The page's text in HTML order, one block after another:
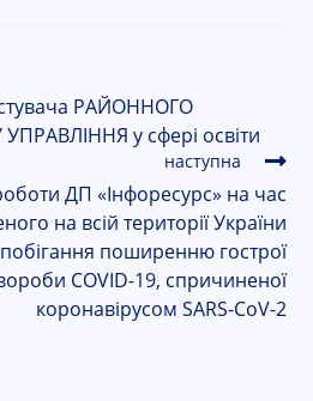
а
р
м
е
р
и
РАЙОННОГО
у сфері освіти
наступна
ДП «Інфоресурс» на час
на всій території України
поширенню гострої
COVID-19, спричиненої
коронавірусом SARS-CoV-2